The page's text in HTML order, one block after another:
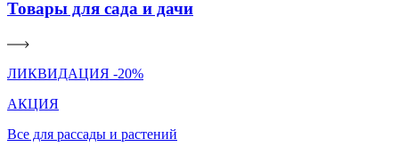
Товары для сада и дачи
ЛИКВИДАЦИЯ -20%
АКЦИЯ
Все для рассады и растений